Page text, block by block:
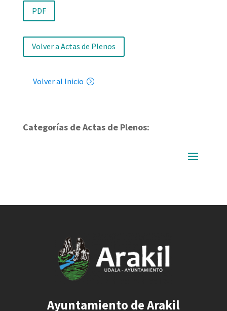
PDF
Volver a Actas de Plenos
Volver al Inicio
Categorías de Actas de Plenos:
Ayuntamiento de Arakil